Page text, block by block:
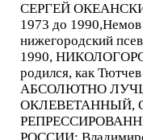
СЕРГЕЙ
1973 до 1990,Немов
нижегородский
1990,
родился, как
АБСОЛЮТНО
ОКЛЕВЕТАННЫЙ,